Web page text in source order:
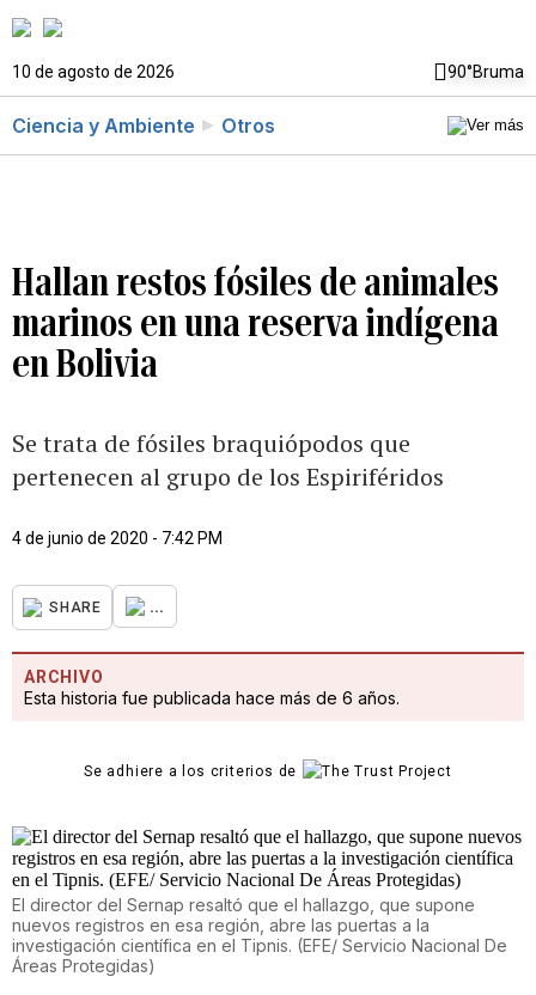
10 de agosto de 2026 90°Bruma
Ciencia y Ambiente Otros
Hallan restos fósiles de animales
marinos en una reserva indígena
en Bolivia
Se trata de fósiles braquiópodos que
pertenecen al grupo de los Espiriféridos
4 de junio de 2020 - 7:42 PM
SHARE ...
ARCHIVO
Esta historia fue publicada hace más de 6 años.
Se adhiere a los criterios de
El director del Sernap resaltó que el hallazgo, que supone
nuevos registros en esa región, abre las puertas a la
investigación científica en el Tipnis. (EFE/ Servicio Nacional De
Áreas Protegidas)